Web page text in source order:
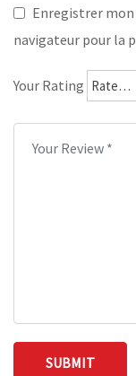
Enregistrer
navigateur pour la
Your Rating